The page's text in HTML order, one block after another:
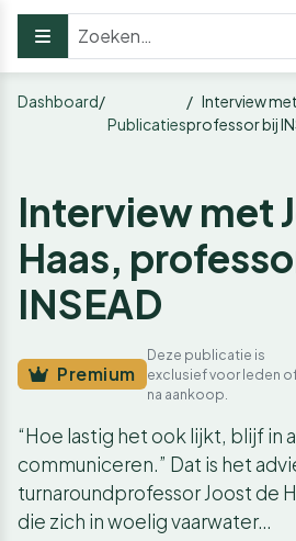
Dashboard
Publicaties
Interview
professor bij
Interview met
Haas,
INSEAD
Premium
Deze publicatie is
exclusief voor leden
na aankoop.
“Hoe lastig het ook lijkt, blijf in
communiceren.” Dat is het
turnaroundprofessor Joost de
die zich in woelig vaarwater…